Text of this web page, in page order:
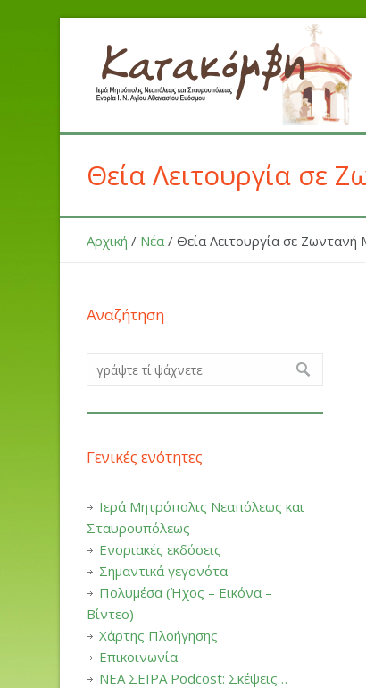
Θεία Λειτουργία σε
Αρχική / Νέα /Θεία Λειτουργία σε
Αναζήτηση
Γενικές ενότητες
Ιερά Μητρόπολις Νεαπόλεως και
Σταυρουπόλεως
Ενοριακές εκδόσεις
Σημαντικά γεγονότα
Πολυμέσα (Ήχος – Εικόνα –
Βίντεο)
Χάρτης Πλοήγησης
Επικοινωνία
ΝΕΑ ΣΕΙΡΑ Podcost: Σκέψεις…